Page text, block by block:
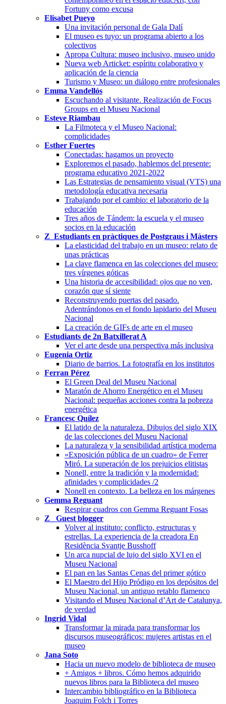
Fortuny como excusa
Elisabet Pueyo
Una invitación personal de Gala Dalí
El museo es tuyo: un programa abierto a los
colectivos
Apropa Cultura: museo inclusivo, museo unido
Nueva web Articket: espíritu colaborativo y
aplicación de la ciencia
Turismo y Museo: un diálogo entre profesionales
Emma Vandellós
Escuchando al visitante. Realización de Focus
Groups en el Museu Nacional
Esteve Riambau
La Filmoteca y el Museo Nacional:
complicidades
Esther Fuertes
Conectadas: hagamos un proyecto
Exploremos el pasado, hablemos del presente:
programa educativo 2021-2022
Las Estrategias de pensamiento visual (VTS) una
metodología educativa necesaria
Trabajando por el cambio: el laboratorio de la
educación
Tres años de Tándem: la escuela y el museo
socios en la educación
Z_Estudiants en pràctiques de Postgraus i Màsters
La elasticidad del trabajo en un museo: relato de
unas prácticas
La clave flamenca en las colecciones del museo:
tres vírgenes góticas
Una historia de accesibilidad: ojos que no ven,
corazón que sí siente
Reconstruyendo puertas del pasado.
Adentrándonos en el fondo lapidario del Museu
Nacional
La creación de GIFs de arte en el museo
Estudiants de 2n Batxillerat A
Ver el arte desde una perspectiva más inclusiva
Eugenia Ortiz
Diario de barrios. La fotografía en los institutos
Ferran Pérez
El Green Deal del Museu Nacional
Maratón de Ahorro Energético en el Museu
Nacional: pequeñas acciones contra la pobreza
energética
Francesc Quílez
El latido de la naturaleza. Dibujos del siglo XIX
de las colecciones del Museu Nacional
La naturaleza y la sensibilidad artística moderna
«Exposición pública de un cuadro» de Ferrer
Miró. La superación de los prejuicios elitistas
Nonell, entre la tradición y la modernidad:
afinidades y complicidades /2
Nonell en contexto. La belleza en los márgenes
Gemma Reguant
Respirar cuadros con Gemma Reguant Fosas
Z_ Guest blogger
Volver al instituto: conflicto, estructuras y
estrellas. La experiencia de la creadora En
Residència Svantje Busshoff
Un arca nupcial de lujo del siglo XVI en el
Museu Nacional
El pan en las Santas Cenas del primer gótico
El Maestro del Hijo Pródigo en los depósitos del
Museu Nacional, un antiguo retablo flamenco
Visitando el Museu Nacional d’Art de Catalunya,
de verdad
Ingrid Vidal
Transformar la mirada para transformar los
discursos museográficos: mujeres artistas en el
museo
Jana Soto
Hacia un nuevo modelo de biblioteca de museo
+ Amigos + libros. Cómo hemos adquirido
nuevos libros para la Biblioteca del museo
Intercambio bibliográfico en la Biblioteca
Joaquim Folch i Torres